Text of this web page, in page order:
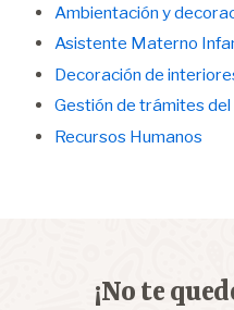
Ambientación y
Asistente Materno
Decoración de
Gestión de trámites
Recursos Humanos
¡No te